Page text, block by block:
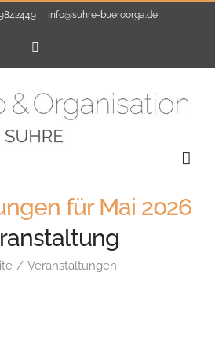
info@suhre-bueroorga.de
für Mai 2026
Veranstaltungen